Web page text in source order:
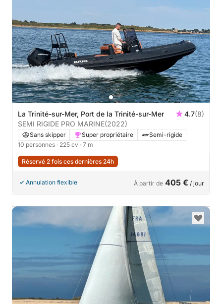
La Trinité-sur-Mer, Port de la Trinité-sur-Mer 4.7(8)
SEMI RIGIDE PRO MARINE(2022)
Sans skipper Super propriétaire
Semi-rigide
10 personnes · 225 cv · 7 m
Réservé 2 fois ces dernières 24h
Annulation flexible À partir de 405 € / jour